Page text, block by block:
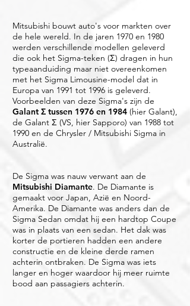
Mitsubishi bouwt auto's voor markten over
de hele wereld. In de jaren 1970 en 1980
werden verschillende modellen geleverd
die ook het Sigma-teken (Σ) dragen in hun
typeaanduiding maar niet overeenkomen
met het Sigma Limousine-model dat in
Europa van 1991 tot 1996 is geleverd.
Voorbeelden van deze Sigma's zijn de
Galant Σ tussen 1976 en 1984 (hier Galant),
de Galant Σ (VS, hier Sapporo) van 1988 tot
1990 en de Chrysler / Mitsubishi Sigma in
Australië.
De Sigma was nauw verwant aan de
Mitsubishi Diamante. De Diamante is
gemaakt voor Japan, Azië en Noord-
Amerika. De Diamante was anders dan de
Sigma Sedan omdat hij een hardtop Coupe
was in plaats van een sedan. Het dak was
korter de portieren hadden een andere
constructie en de kleine derde ramen
achterin ontbraken. De Sigma was iets
langer en hoger waardoor hij meer ruimte
bood aan passagiers achterin.